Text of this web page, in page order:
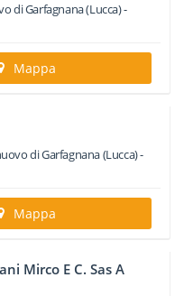
di Garfagnana(Lucca) -
Mappa
di Garfagnana(Lucca) -
Mappa
Mirco E C. Sas A